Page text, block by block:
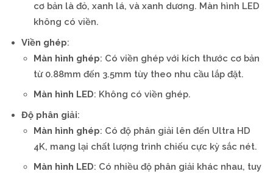
cơ bản là đỏ, xanh lá, và xanh dương. Màn hình LED
không có viền.
Viền ghép:
Màn hình ghép: Có viền ghép với kích thước cơ bản
từ 0.88mm đến 3.5mm tùy theo nhu cầu lắp đặt.
Màn hình LED: Không có viền ghép.
Độ phân giải:
Màn hình ghép: Có độ phân giải lên đến Ultra HD
4K, mang lại chất lượng trình chiếu cực kỳ sắc nét.
Màn hình LED: Có nhiều độ phân giải khác nhau, tuy